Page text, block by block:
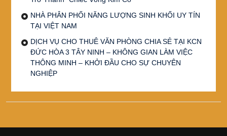
NHÀ PHÂN PHỐI NĂNG LƯỢNG SINH KHỐI UY TÍN
TẠI VIỆT NAM
DỊCH VỤ CHO THUÊ VĂN PHÒNG CHIA SẺ TẠI KCN
ĐỨC HÒA 3 TÂY NINH – KHÔNG GIAN LÀM VIỆC
THÔNG MINH – KHỞI ĐẦU CHO SỰ CHUYÊN
NGHIỆP